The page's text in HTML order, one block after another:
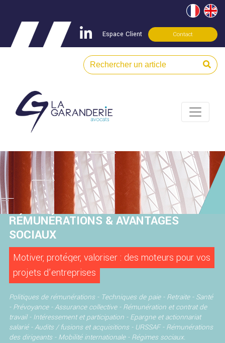
Espace Client Contact
RÉMUNÉRATIONS & AVANTAGES
SOCIAUX
Motiver, protéger, valoriser : des moteurs pour vos
projets d’entreprises
Politiques de rémunérations - Techniques de paie - Retraite - Santé
- Prévoyance - Assurance collective - Rémunération et contrat de
travail - Intéressement et participation - Epargne et actionnariat
salarié -Audits / fusions et acquisitions - URSSAF - Rémunérations
des dirigeants - Mobilité internationale - Régimes sociaux.